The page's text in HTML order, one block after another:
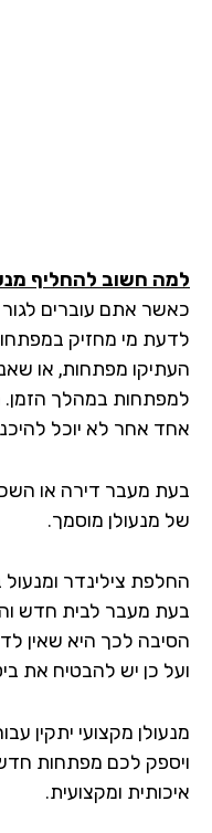
חשוב להחליף
אתם עוברים לגור
מי מחזיק במפתחות
מפתחות, או שאנשים
במהלך הזמן.
אחר לא יוכל להיכנס
מעבר דירה או השכרת
מנעולן מוסמך.
צילינדר ומנעול
מעבר לבית חדש והן
לכך היא שאין לדעת
כן יש להבטיח את
מקצועי יתקין
לכם מפתחות חדשים,
ומקצועית.